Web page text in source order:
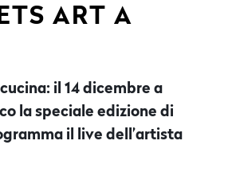
ART A
il 14 dicembre a
la speciale edizione di
il live dell’artista